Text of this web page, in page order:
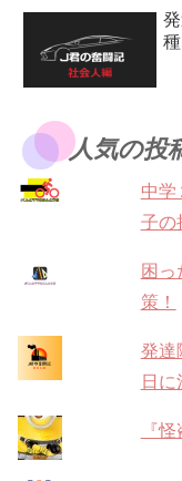
人気の投
中
子の
困っ
策！
発達
日に
『